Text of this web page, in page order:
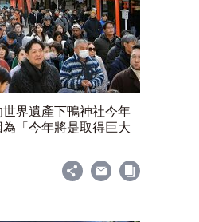
界遺產下鴨神社今年
「今年將是取得巨大